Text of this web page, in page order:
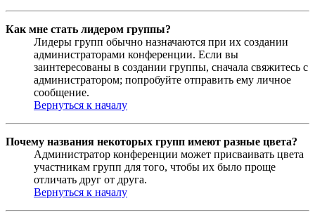
Как мне стать лидером группы?
Лидеры групп обычно назначаются при их создании
администраторами конференции. Если вы
заинтересованы в создании группы, сначала свяжитесь с
администратором; попробуйте отправить ему личное
сообщение.
Вернуться к началу
Почему названия некоторых групп имеют разные цвета?
Администратор конференции может присваивать цвета
участникам групп для того, чтобы их было проще
отличать друг от друга.
Вернуться к началу